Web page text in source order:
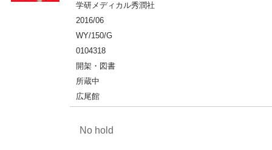
学研メディカル秀潤社
2016/06
WY/150/G
0104318
開架・図書
所蔵中
広尾館
No hold